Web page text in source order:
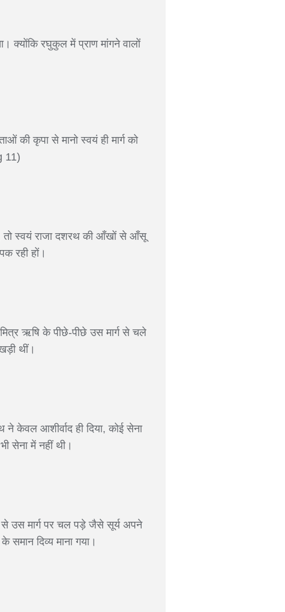
क्योंकि रघुकुल में प्राण मांगने वालों
की कृपा से मानो स्वयं ही मार्ग को
11)
तो स्वयं राजा दशरथ की आँखों से आँसू
रही हों।
ऋषि के पीछे-पीछे उस मार्ग से चले
थीं।
केवल आशीर्वाद ही दिया, कोई सेना
सेना में नहीं थी।
उस मार्ग पर चल पड़े जैसे सूर्य अपने
दिव्य माना गया।